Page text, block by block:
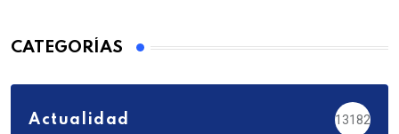
CATEGORÍAS
Actualidad 13182